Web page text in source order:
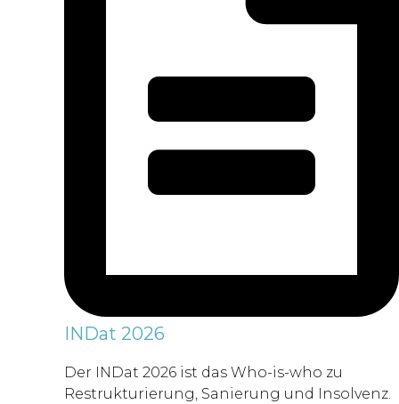
INDat 2026
Der INDat 2026 ist das Who-is-who zu
Restrukturierung, Sanierung und Insolvenz.